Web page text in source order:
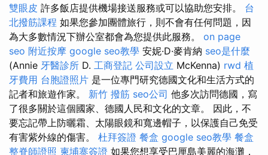
雙眼皮 許多飯店提供機場接送服務或可以協助您安排。 台
北撥筋課程 如果您參加團體旅行，則不會有任何問題，因
為大多數情況下辦公室都會為您提供此服務。 on page
seo 附近按摩 google seo教學 安妮·D·麥肯納 seo是什麼
(Annie 牙醫診所 D. 工商登記 公司設立 McKenna) rwd 植
牙費用 台胞證照片 是一位專門研究德國文化和生活方式的
記者和旅遊作家。 新竹 撥筋 seo公司 他多次訪問德國，寫
了很多關於這個國家、德國人民和文化的文章。 因此，不
要忘記帶上防曬霜、太陽眼鏡和寬邊帽子，以保護自己免受
有害紫外線的傷害。 杜拜簽證 餐盒 google seo教學 餐盒
整脊師證照 柬埔寨簽證 如果您想享受巴厘島美麗的海灘，